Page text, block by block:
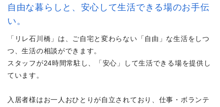
自由な暮らしと、安心して生活できる場のお手伝
い。
「リレ石川橋」は、ご自宅と変わらない「自由」な生活をしつ
つ、生活の相談ができます。
スタッフが24時間常駐し、「安心」して生活できる場を提供し
ています。
入居者様はお一人おひとりが自立されており、仕事・ボランテ